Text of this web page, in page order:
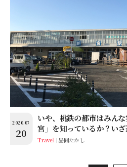
2020.07
20
いや、桃鉄の都市はみん
宮」を知っているか？いざ
Travel 昼間たかし